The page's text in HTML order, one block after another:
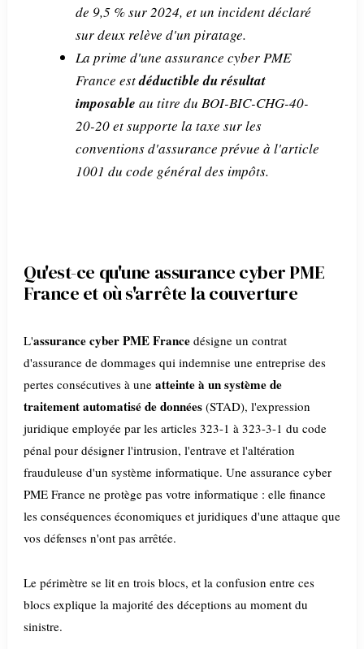
de 9,5 % sur 2024, et un incident déclaré
sur deux relève d'un piratage.
La prime d'une assurance cyber PME
France estdéductible du résultat
imposable au titre du BOI-BIC-CHG-40-
20-20 et supporte la taxe sur les
conventions d'assurance prévue à l'article
1001 du code général des impôts.
Qu'est-ce qu'une assurance cyber PME
France et où s'arrête la couverture
L'assurance cyber PME France désigne un contrat
d'assurance de dommages qui indemnise une entreprise des
pertes consécutives à une atteinte à un système de
traitement automatisé de données (STAD), l'expression
juridique employée par les articles 323-1 à 323-3-1 du code
pénal pour désigner l'intrusion, l'entrave et l'altération
frauduleuse d'un système informatique. Une assurance cyber
PME France ne protège pas votre informatique : elle finance
les conséquences économiques et juridiques d'une attaque que
vos défenses n'ont pas arrêtée.
Le périmètre se lit en trois blocs, et la confusion entre ces
blocs explique la majorité des déceptions au moment du
sinistre.